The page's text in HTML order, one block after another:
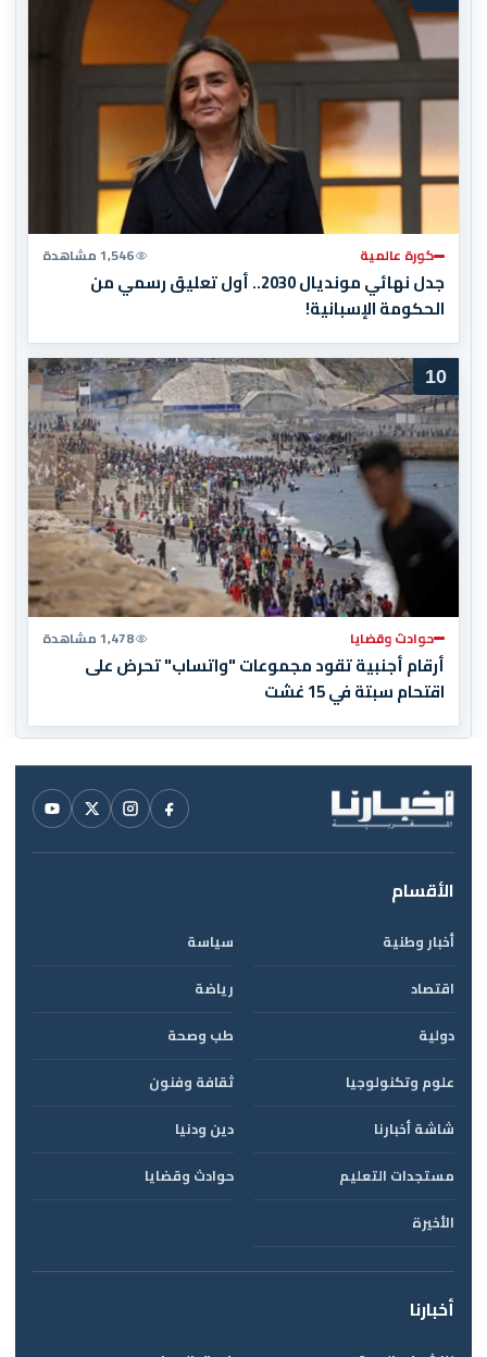
كورة عالمية 1,546 مشاهدة
جدل نهائي مونديال 2030.. أول تعليق رسمي من
الحكومة الإسبانية!
10
حوادث وقضايا 1,478 مشاهدة
أرقام أجنبية تقود مجموعات "واتساب" تحرض على
اقتحام سبتة في 15 غشت
الأقسام
أخبار وطنية
سياسة
اقتصاد
رياضة
دولية
طب وصحة
علوم وتكنولوجيا
ثقافة وفنون
شاشة أخبارنا
دين ودنيا
مستجدات التعليم
حوادث وقضايا
الأخيرة
أخبارنا